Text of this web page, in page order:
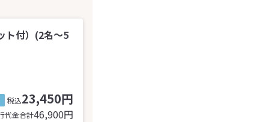
ト付）(2名～5
税込23,450円
代金合計46,900円